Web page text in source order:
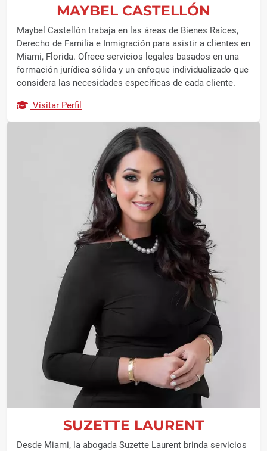
MAYBEL CASTELLÓN
Maybel Castellón trabaja en las áreas de Bienes Raíces,
Derecho de Familia e Inmigración para asistir a clientes en
Miami, Florida. Ofrece servicios legales basados en una
formación jurídica sólida y un enfoque individualizado que
considera las necesidades específicas de cada cliente.
Visitar Perfil
SUZETTE LAURENT
Desde Miami, la abogada Suzette Laurent brinda servicios